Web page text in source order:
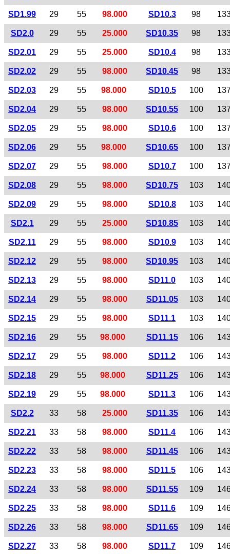
SD1.99 29 55 98.000 SD10.3 98
SD2.0 29 55 25.000 SD10.35 98
SD2.01 29 55 25.000 SD10.4 98
SD2.02 29 55 98.000 SD10.45 98
SD2.03 29 55 98.000 SD10.5 100
SD2.04 29 55 98.000 SD10.55 100
SD2.05 29 55 98.000 SD10.6 100
SD2.06 29 55 98.000 SD10.65 100
SD2.07 29 55 98.000 SD10.7 100
SD2.08 29 55 98.000 SD10.75 103
SD2.09 29 55 98.000 SD10.8 103
SD2.1 29 55 25.000 SD10.85 103
SD2.11 29 55 98.000 SD10.9 103
SD2.12 29 55 98.000 SD10.95 103
SD2.13 29 55 98.000 SD11.0 103
SD2.14 29 55 98.000 SD11.05 103
SD2.15 29 55 98.000 SD11.1 103
SD2.16 29 55 98.000 SD11.15 106
SD2.17 29 55 98.000 SD11.2 106
SD2.18 29 55 98.000 SD11.25 106
SD2.19 29 55 98.000 SD11.3 106
SD2.2 33 58 25.000 SD11.35 106
SD2.21 33 58 98.000 SD11.4 106
SD2.22 33 58 98.000 SD11.45 106
SD2.23 33 58 98.000 SD11.5 106
SD2.24 33 58 98.000 SD11.55 109
SD2.25 33 58 98.000 SD11.6 109
SD2.26 33 58 98.000 SD11.65 109
SD2.27 33 58 98.000 SD11.7 109